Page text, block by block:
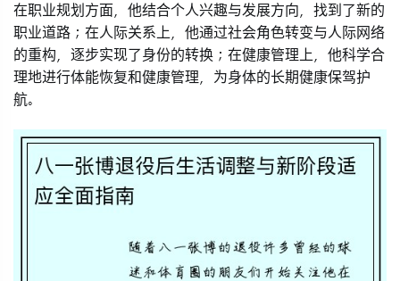
在职业规划方面，他结合个人兴趣与发展方向，找到了新的
职业道路；在人际关系上，他通过社会角色转变与人际网络
的重构，逐步实现了身份的转换；在健康管理上，他科学合
理地进行体能恢复和健康管理，为身体的长期健康保驾护
航。